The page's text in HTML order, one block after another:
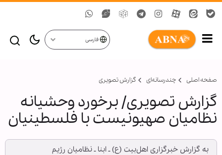
فارسی
صفحه اصلی چندرسانه‌ای گزارش تصويری
گزارش تصویری/ برخورد وحشیانه
نظامیان صهیونیست با فلسطینیان
به گزارش خبرگزاری اهل‌بیت (ع) ـ ابنا ـ نظامیان رژیم